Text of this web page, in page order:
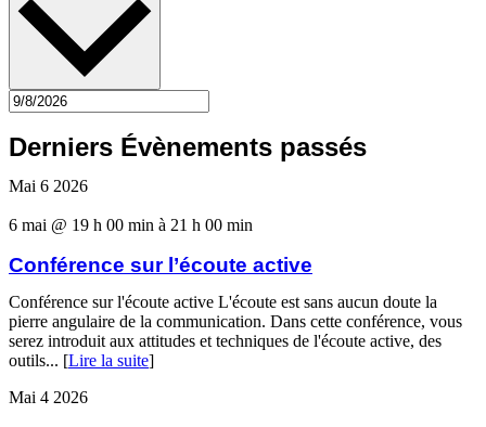
Derniers Évènements passés
Mai 6 2026
6 mai @ 19 h 00 min à 21 h 00 min
Conférence sur l’écoute active
Conférence sur l'écoute active L'écoute est sans aucun doute la
pierre angulaire de la communication. Dans cette conférence, vous
serez introduit aux attitudes et techniques de l'écoute active, des
outils... [Lire la suite]
Mai 4 2026